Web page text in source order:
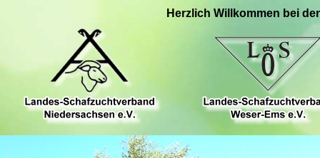
Herzlich Willkommen bei